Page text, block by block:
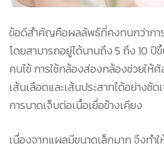
ข้อดีสำคัญคือผลลัพธ์ที่คงทนกว่าการ
โดยสามารถอยู่ได้นานถึง 5 ถึง 10
คนไข้ การใช้กล้องส่องกล้องช่วยให้
เส้นเลือดและเส้นประสาทได้อย่างชั
การบาดเจ็บต่อเนื้อเยื่อข้างเคียง
เนื่องจากแผลมีขนาดเล็กมาก จึงทำ